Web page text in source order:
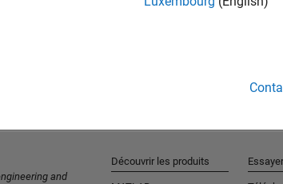
and
Découvrir les produits